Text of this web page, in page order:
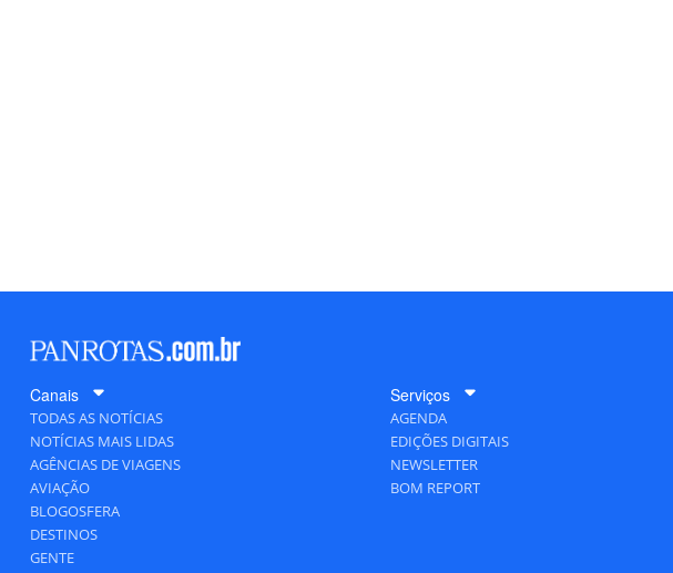
Canais
TODAS AS NOTÍCIAS
NOTÍCIAS MAIS LIDAS
AGÊNCIAS DE VIAGENS
AVIAÇÃO
BLOGOSFERA
DESTINOS
GENTE
Serviços
AGENDA
EDIÇÕES DIGITAIS
NEWSLETTER
BOM REPORT